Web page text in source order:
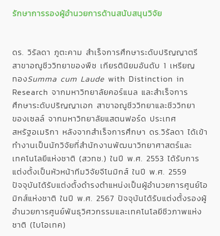
รักษาการรองผู้อำนวยการด้านสนับสนุนวิจัย
ดร. วิรัลดา ภูตะคาม สำเร็จการศึกษาระดับปริญญาตรี
สาขาอณูชีววิทยาของพืช เกียรตินิยมอันดับ 1 เหรียญ
ทองSumma cum Laude with Distinction in
Research จากมหาวิทยาลัยคอร์แนล และสำเร็จการ
ศึกษาระดับปริญญาเอก สาขาอณูชีววิทยาและชีววิทยา
ของเซลล์ จากมหาวิทยาลัยแสตนฟอร์ด ประเทศ
สหรัฐอเมริกา หลังจากสำเร็จการศึกษา ดร.วิรัลดา ได้เข้า
ทำงานเป็นนักวิจัยที่สำนักงานพัฒนาวิทยาศาสตร์และ
เทคโนโลยีแห่งชาติ (สวทช.) ในปี พ.ศ. 2553 ได้รับการ
แต่งตั้งเป็นหัวหน้าทีมวิจัยจีโนมิกส์ ในปี พ.ศ. 2559
ปัจจุบันได้รับแต่งตั้งดำรงตำแหน่งเป็นผู้อำนวยการศูนย์โอ
มิกส์แห่งชาติ ในปี พ.ศ. 2567 ปัจจุบันได้รับแต่งตั้งรองผู้
อำนวยการศูนย์พันธุวิศวกรรมและเทคโนโลยีชีวภาพแห่ง
ชาติ (ไบโอเทค)